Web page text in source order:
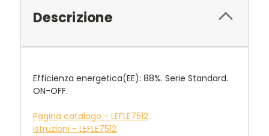
Descrizione
Efficienza energetica(EE): 88%. Serie Standard.
ON-OFF.
Pagina catalogo - LEFLE7512
Istruzioni - LEFLE7512